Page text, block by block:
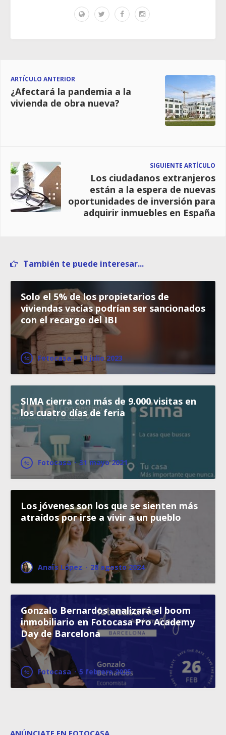
ARTÍCULO ANTERIOR
¿Afectará la pandemia a la
vivienda de obra nueva?
SIGUIENTE ARTÍCULO
Los ciudadanos extranjeros
están a la espera de nuevas
oportunidades de inversión para
adquirir inmuebles en España
También te puede interesar...
Solo el 5% de los propietarios de
viviendas vacías podrían ser sancionados
con el recargo del IBI
Fotocasa · 19 julio 2023
SIMA cierra con más de 9.000 visitas en
los cuatro días de feria
Fotocasa · 31 mayo 2021
Los jóvenes son los que se sienten más
atraídos por irse a vivir a un pueblo
Anaïs López · 28 agosto 2024
Gonzalo Bernardos analizará el boom
inmobiliario en Fotocasa Pro Academy
Day de Barcelona
Fotocasa · 5 febrero 2025